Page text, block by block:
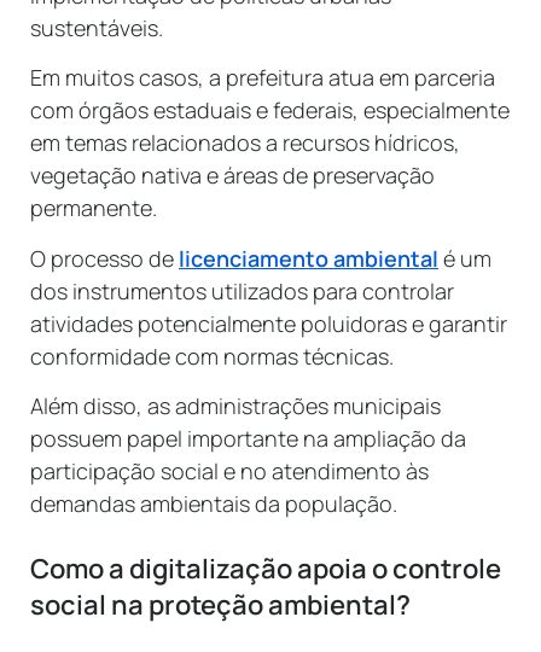
sustentáveis.
Em muitos casos, a prefeitura atua em parceria
com órgãos estaduais e federais, especialmente
em temas relacionados a recursos hídricos,
vegetação nativa e áreas de preservação
permanente.
O processo de licenciamento ambiental é um
dos instrumentos utilizados para controlar
atividades potencialmente poluidoras e garantir
conformidade com normas técnicas.
Além disso, as administrações municipais
possuem papel importante na ampliação da
participação social e no atendimento às
demandas ambientais da população.
Como a digitalização apoia o controle
social na proteção ambiental?